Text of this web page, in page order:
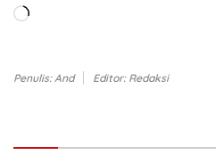
Memuat...
Penulis: And Editor: Redaksi